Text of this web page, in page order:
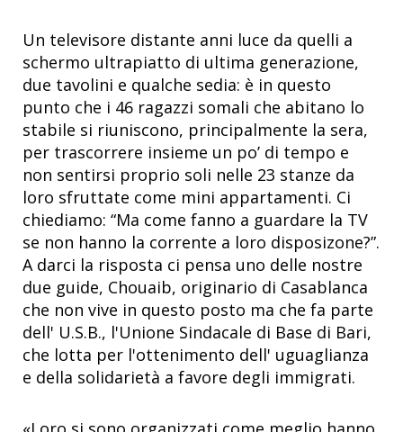
Un televisore distante anni luce da quelli a
schermo ultrapiatto di ultima generazione,
due tavolini e qualche sedia: è in questo
punto che i 46 ragazzi somali che abitano lo
stabile si riuniscono, principalmente la sera,
per trascorrere insieme un po’ di tempo e
non sentirsi proprio soli nelle 23 stanze da
loro sfruttate come mini appartamenti. Ci
chiediamo: “Ma come fanno a guardare la TV
se non hanno la corrente a loro disposizone?”.
A darci la risposta ci pensa uno delle nostre
due guide, Chouaib, originario di Casablanca
che non vive in questo posto ma che fa parte
dell' U.S.B., l'Unione Sindacale di Base di Bari,
che lotta per l'ottenimento dell' uguaglianza
e della solidarietà a favore degli immigrati.